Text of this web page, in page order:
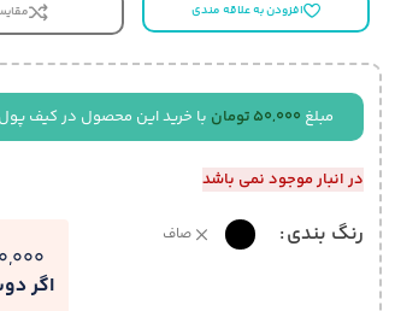
افزودن به علاقه مندی
مبلغ 50,000 تومان با خرید این محصول در کیف
در انبار موجود نمی باشد
رنگ بندی صاف
اگر
170,000